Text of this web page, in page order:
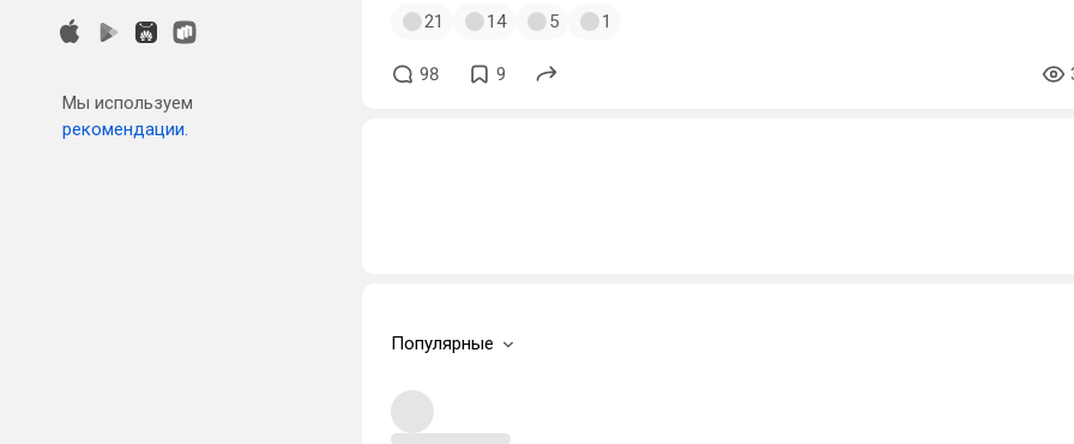
Мы используем
рекомендации.
21 14 5 1
98 9
Популярные